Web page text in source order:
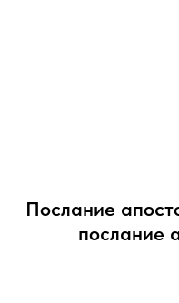
Послание
послание